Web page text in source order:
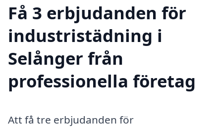
Få 3 erbjudanden för
industristädning i
Selånger från
professionella företag
Att få tre erbjudanden för